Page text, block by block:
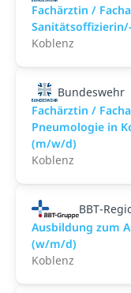
Fachärztin /
Koblenz
Bundeswehr
Fachärztin /
Pneumologie in
(m/w/d)
Koblenz
BBT-
Ausbildung zum
(w/m/d)
Koblenz